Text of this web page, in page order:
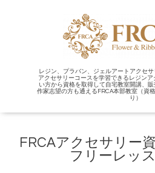
レジン、プラバン、ジェルアートアクセ
アクセサリーコースを学習できるレジン
い方から資格を取得して自宅教室開講、
作家志望の方も通えるFRCA本部教室（資
り）
FRCAアクセサリー
フリーレッ